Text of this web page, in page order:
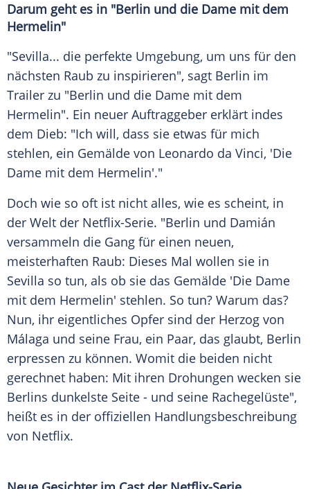
Darum geht es in "Berlin und die Dame mit dem
Hermelin"
"Sevilla... die perfekte Umgebung, um uns für den
nächsten Raub zu inspirieren", sagt Berlin im
Trailer zu "Berlin und die Dame mit dem
Hermelin". Ein neuer Auftraggeber erklärt indes
dem Dieb: "Ich will, dass sie etwas für mich
stehlen, ein Gemälde von Leonardo da Vinci, 'Die
Dame mit dem Hermelin'."
Doch wie so oft ist nicht alles, wie es scheint, in
der Welt der Netflix-Serie. "Berlin und Damián
versammeln die Gang für einen neuen,
meisterhaften Raub: Dieses Mal wollen sie in
Sevilla so tun, als ob sie das Gemälde 'Die Dame
mit dem Hermelin' stehlen. So tun? Warum das?
Nun, ihr eigentliches Opfer sind der Herzog von
Málaga und seine Frau, ein Paar, das glaubt, Berlin
erpressen zu können. Womit die beiden nicht
gerechnet haben: Mit ihren Drohungen wecken sie
Berlins dunkelste Seite - und seine Rachegelüste",
heißt es in der offiziellen Handlungsbeschreibung
von Netflix.